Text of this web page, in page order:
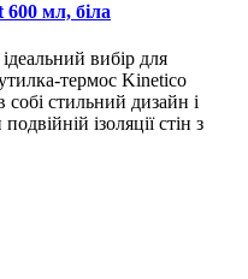
мл, біла
вибір для
термос Kinetico
стильний дизайн і
ізоляції стін з